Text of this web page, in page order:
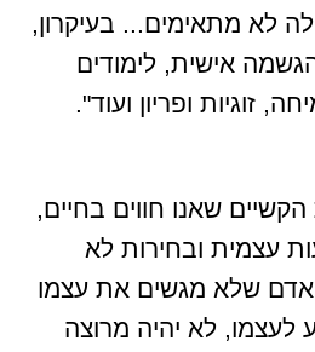
לא מתאימים... בעיקרון,
אישית, לימודים
זוגיות ופריון ועוד".
שאנו חווים בחיים,
עצמית ובחירות לא
שלא מגשים את עצמו
לעצמו, לא יהיה מרוצה